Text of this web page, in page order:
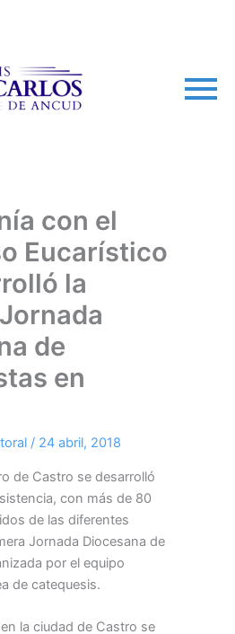
con el
Eucarístico
la
de
en
/ 24 abril, 2018
de Castro se desarrolló
con más de 80
de las diferentes
Jornada Diocesana de
por el equipo
de catequesis.
la ciudad de Castro se